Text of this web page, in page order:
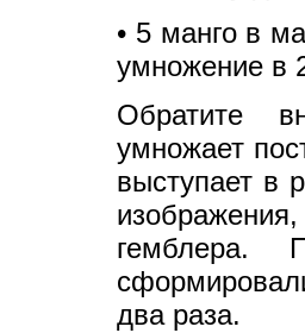
• 5 манго в
умножение в
Обратите
умножает
выступает в
гемблера.
два раза.